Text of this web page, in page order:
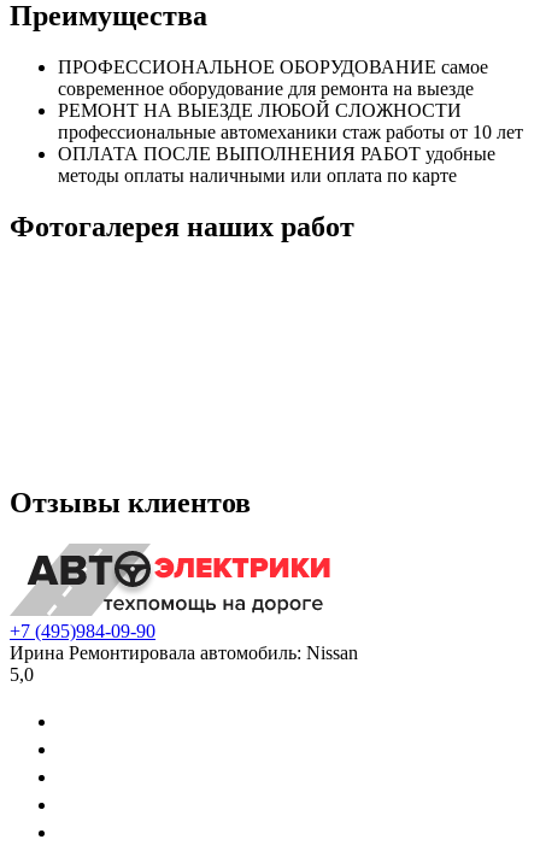
Преимущества
ПРОФЕССИОНАЛЬНОЕ ОБОРУДОВАНИЕ самое
современное оборудование для ремонта на выезде
РЕМОНТ НА ВЫЕЗДЕ ЛЮБОЙ СЛОЖНОСТИ
профессиональные автомеханики стаж работы от 10 лет
ОПЛАТА ПОСЛЕ ВЫПОЛНЕНИЯ РАБОТ удобные
методы оплаты наличными или оплата по карте
Фотогалерея наших работ
Отзывы клиентов
+7 (495)984-09-90
Ирина Ремонтировала автомобиль: Nissan
5,0